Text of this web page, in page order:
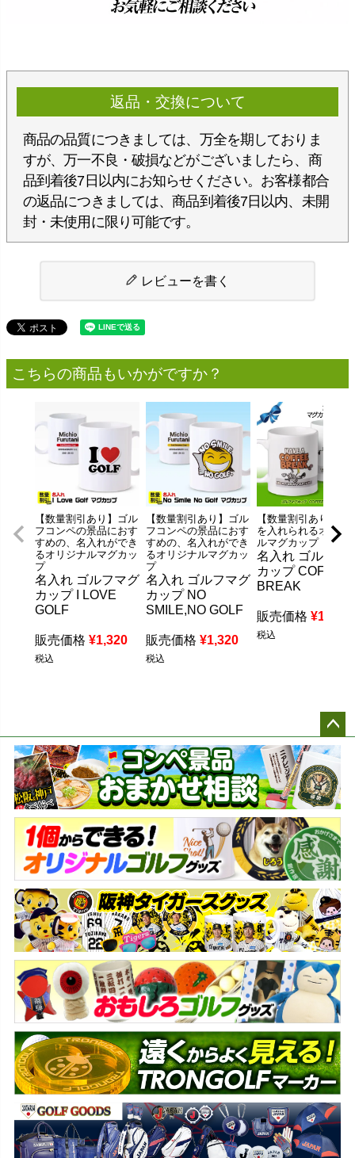
返品・交換について
商品の品質につきましては、万全を期しておりま
すが、万一不良・破損などがございましたら、商
品到着後7日以内にお知らせください。お客様都合
の返品につきましては、商品到着後7日以内、未開
封・未使用に限り可能です。
レビューを書く
こちらの商品もいかがですか？
【数量割引あり】ゴル
フコンペの景品におす
すめの、名入れができ
るオリジナルマグカッ
プ
名入れ ゴルフマグ
カップ I LOVE
GOLF
販売価格 ¥1,320
税込
【数量割引あり】ゴル
フコンペの景品におす
すめの、名入れができ
るオリジナルマグカッ
プ
名入れ ゴルフマグ
カップ NO
SMILE,NO GOLF
販売価格 ¥1,320
税込
【数量割引あり】名
を入れられるオリジ
ルマグカップ
名入れ ゴルフマ
カップ COFFEE
BREAK
販売価格 ¥1,320
税込
ペー
ジト
ップ
へ